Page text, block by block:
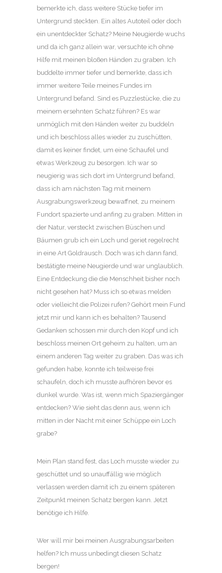
bemerkte ich, dass weitere Stücke tiefer im
Untergrund steckten. Ein altes Autoteil oder doch
ein unentdeckter Schatz? Meine Neugierde wuchs
und da ich ganz allein war, versuchte ich ohne
Hilfe mit meinen bloßen Händen zu graben. Ich
buddelte immer tiefer und bemerkte, dass ich
immer weitere Teile meines Fundes im
Untergrund befand. Sind es Puzzlestücke, die zu
meinem ersehnten Schatz führen? Es war
unmöglich mit den Händen weiter zu buddeln
und ich beschloss alles wieder zu zuschütten,
damit es keiner findet, um eine Schaufel und
etwas Werkzeug zu besorgen. Ich war so
neugierig was sich dort im Untergrund befand,
dass ich am nächsten Tag mit meinem
Ausgrabungswerkzeug bewaffnet, zu meinem
Fundort spazierte und anfing zu graben. Mitten in
der Natur, versteckt zwischen Büschen und
Bäumen grub ich ein Loch und geriet regelrecht
in eine Art Goldrausch. Doch was ich dann fand,
bestätigte meine Neugierde und war unglaublich.
Eine Entdeckung die die Menschheit bisher noch
nicht gesehen hat? Muss ich so etwas melden
oder vielleicht die Polizei rufen? Gehört mein Fund
jetzt mir und kann ich es behalten? Tausend
Gedanken schossen mir durch den Kopf und ich
beschloss meinen Ort geheim zu halten, um an
einem anderen Tag weiter zu graben. Das was ich
gefunden habe, konnte ich teilweise frei
schaufeln, doch ich musste aufhören bevor es
dunkel wurde. Was ist, wenn mich Spaziergänger
entdecken? Wie sieht das denn aus, wenn ich
mitten in der Nacht mit einer Schüppe ein Loch
grabe?
Mein Plan stand fest, das Loch musste wieder zu
geschüttet und so unauffällig wie möglich
verlassen werden damit ich zu einem späteren
Zeitpunkt meinen Schatz bergen kann. Jetzt
benötige ich Hilfe.
Wer will mir bei meinen Ausgrabungsarbeiten
helfen? Ich muss unbedingt diesen Schatz
bergen!